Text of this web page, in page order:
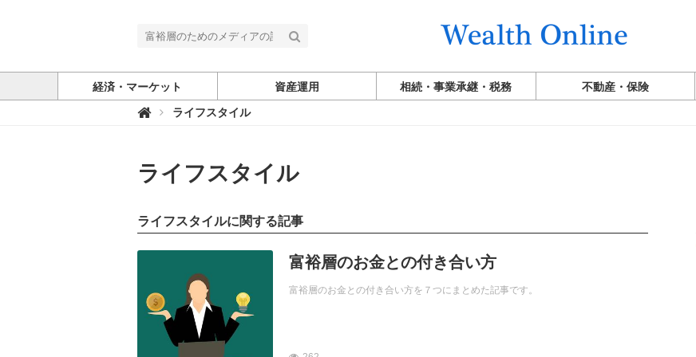
経済・マーケット 資産運用 相続・事業承継・税務 不動産・保険
富
め
の
ア
ライフスタイル
ライフスタイル
ライフスタイルに関する記事
富裕層のお金との付き合い方
富裕層のお金との付き合い方を７つにまとめた記事です。